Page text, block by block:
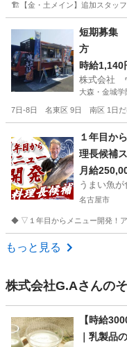
🏗️【金・土メイン】追加スタッ
矢場町駅
短期募集
方
時給1,140
株式会社
大森・金城学
7日-8日 名東区 9日 南区 1日だ
大森・
１年目か
理長候補
ビル店 キ
月給
うまい魚
名古屋市
◆ ▽１年目からメニュー開発！ア
愛知 名古屋市
もっと見る
株式会社G.Aさんの
【時給
｜乳製品